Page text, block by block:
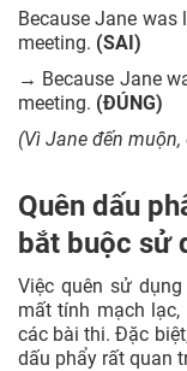
Because Jane was
meeting. (SAI)
→ Because Jane
meeting. (ĐÚNG)
(Vì Jane đến
Quên dấu
bắt buộc sử
Việc quên sử
mất tính mạch
các bài thi. Đặc
dấu phẩy rất quan